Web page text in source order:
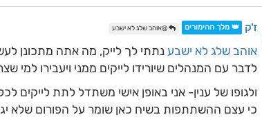
ז'ק 👑 מלך ההימורים @אוהב שלג לא ישבע
אוהב שלג לא ישבע נתתי לך לייק, מה אתה מתכונן
לדבר עם המנהלים שיורידו לייקים ממני ויעבירו למי
ולגופו של ענין- אני באופן אישי משתדל לתת לייקים
כי עצם ההשתתפות בשיח כאן שומר על הפורום שלא